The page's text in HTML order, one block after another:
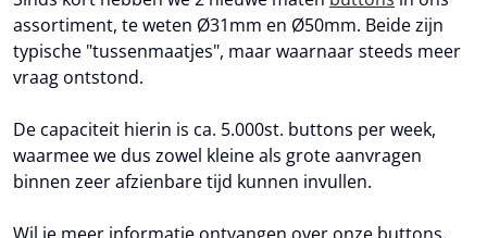
assortiment, te weten Ø31mm en Ø50mm. Beide zijn
typische "tussenmaatjes", maar waarnaar steeds meer
vraag ontstond.
De capaciteit hierin is ca. 5.000st. buttons per week,
waarmee we dus zowel kleine als grote aanvragen
binnen zeer afzienbare tijd kunnen invullen.